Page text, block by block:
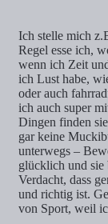
Ich stelle mich
Regel esse ich,
wenn ich Zeit
ich Lust habe,
oder auch
ich auch super
Dingen finden
gar keine
unterwegs –
glücklich und sie
Verdacht, dass
und richtig ist.
von Sport, weil